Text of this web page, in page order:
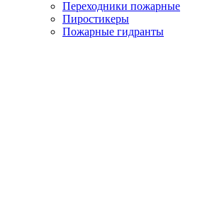
Переходники пожарные
Пиростикеры
Пожарные гидранты